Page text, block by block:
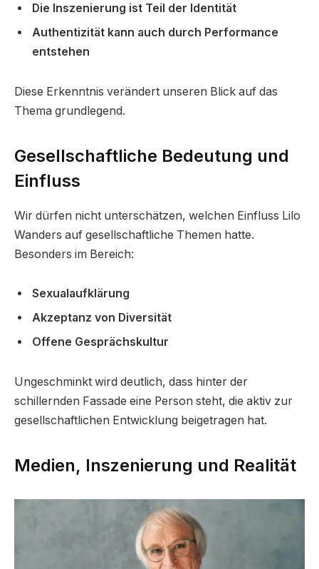
Die Inszenierung ist Teil der Identität
Authentizität kann auch durch Performance
entstehen
Diese Erkenntnis verändert unseren Blick auf das
Thema grundlegend.
Gesellschaftliche Bedeutung und
Einfluss
Wir dürfen nicht unterschätzen, welchen Einfluss Lilo
Wanders auf gesellschaftliche Themen hatte.
Besonders im Bereich:
Sexualaufklärung
Akzeptanz von Diversität
Offene Gesprächskultur
Ungeschminkt wird deutlich, dass hinter der
schillernden Fassade eine Person steht, die aktiv zur
gesellschaftlichen Entwicklung beigetragen hat.
Medien, Inszenierung und Realität